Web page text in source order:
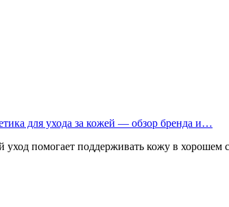
для ухода за кожей — обзор бренда и…
помогает поддерживать кожу в хорошем